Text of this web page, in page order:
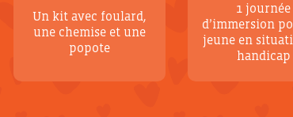
Un kit avec foulard,
une chemise et une
popote
1 journée
d’immersion
jeune en
handicap